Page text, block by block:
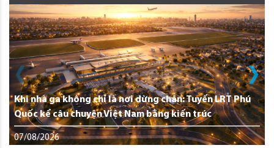
Khi nhà ga không chỉ là nơi dừng chân: Tuyến LRT Phú
Quốc kể câu chuyện Việt Nam bằng kiến trúc
07/08/2026